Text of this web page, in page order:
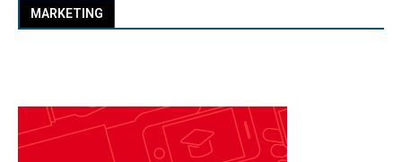
MARKETING